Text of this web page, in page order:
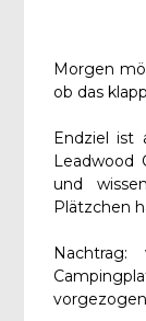
Morgen
ob das
Endziel ist
Leadwood
und
Plätzchen